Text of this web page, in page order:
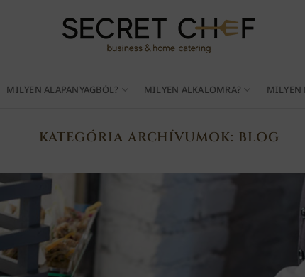
MILYEN ALAPANYAGBÓL? MILYEN ALKALOMRA? MILYEN
KATEGÓRIA ARCHÍVUMOK: BLOG